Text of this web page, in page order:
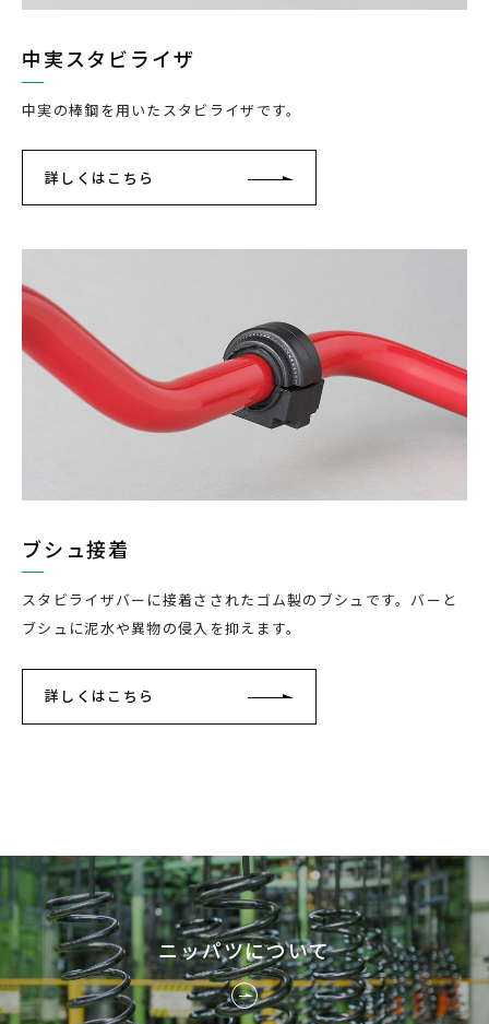
中実スタビライザ
中実の棒鋼を用いたスタビライザです。
詳しくはこちら
ブシュ接着
スタビライザバーに接着さされたゴム製のブシュです。バーと
ブシュに泥水や異物の侵入を抑えます。
詳しくはこちら
ニッパツについて